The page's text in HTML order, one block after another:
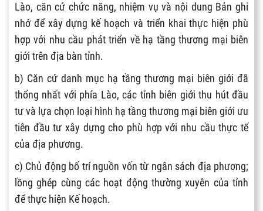
Lào, căn cứ chức năng, nhiệm vụ và nội dung Bản ghi
nhớ để xây dựng kế hoạch và triển khai thực hiện phù
hợp với nhu cầu phát triển về hạ tầng thương mại biên
giới trên địa bàn tỉnh.
b) Căn cứ danh mục hạ tầng thương mại biên giới đã
thống nhất với phía Lào, các tỉnh biên giới thu hút đầu
tư và lựa chọn loại hình hạ tầng thương mại biên giới ưu
tiên đầu tư xây dựng cho phù hợp với nhu cầu thực tế
của địa phương.
c) Chủ động bố trí nguồn vốn từ ngân sách địa phương;
lồng ghép cùng các hoạt động thường xuyên của tỉnh
để thực hiện Kế hoạch.